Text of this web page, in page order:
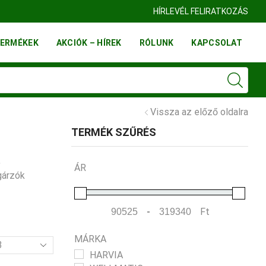
HÍRLEVÉL FELIRATKOZÁS
AKCIÓK – HÍREK RÓLUNK KAPCSOLAT
Vissza az előző oldalra
TERMÉK SZŰRÉS
ÁR
Minimum Price
-
Maximum Price
Ft
MÁRKA
HARVIA